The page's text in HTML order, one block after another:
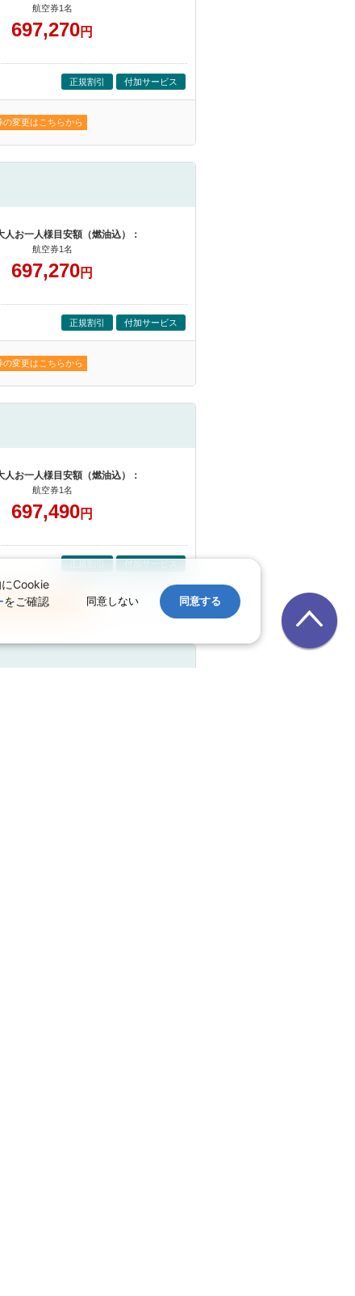
航空券1名
697,270円
正規割引 付加サービス
の変更はこちらから
人お一人様目安額（燃油込）：
航空券1名
697,270円
正規割引 付加サービス
の変更はこちらから
人お一人様目安額（燃油込）：
航空券1名
697,490円
付加サービス
変更はこちらから
Cookie
をご確認
同意しない 同意する